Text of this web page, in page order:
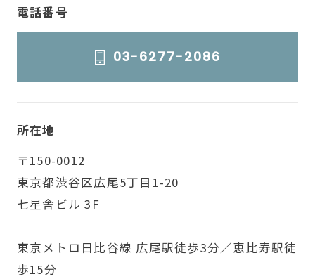
電話番号
03-6277-2086
所在地
〒150-0012
東京都渋谷区広尾5丁目1-20
七星舎ビル 3F
東京メトロ日比谷線 広尾駅徒歩3分／恵比寿駅徒
歩15分